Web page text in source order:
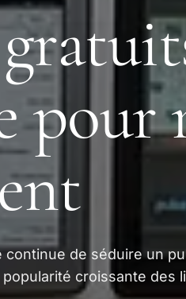
pour
continue de séduire un
croissante des